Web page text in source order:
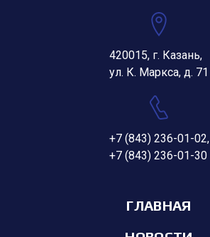
420015, г. Казань,
ул. К. Маркса, д. 71
+7 (843) 236-01-02,
+7 (843) 236-01-30
ГЛАВНАЯ